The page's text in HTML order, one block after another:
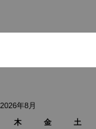
2026年8月
木
金 土